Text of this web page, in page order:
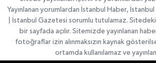
Yayınlanan yorumlardan İstanbul Haber,
| İstanbul Gazetesi sorumlu tutulamaz.
bir sayfada açılır. Sitemizde yayınlanan
fotoğraflar izin alınmaksızın kaynak
ortamda kullanılamaz ve